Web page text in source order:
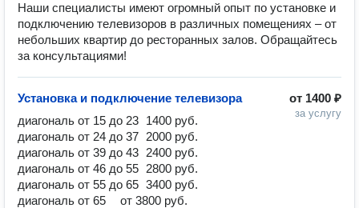
Наши специалисты имеют огромный опыт по установке и
подключению телевизоров в различных помещениях – от
небольших квартир до ресторанных залов. Обращайтесь
за консультациями!
от 1400 ₽
за услугу
Установка и подключение телевизора
диагональ от 15 до 23 	1400 руб.
диагональ от 24 до 37 	2000 руб.
диагональ от 39 до 43 	2400 руб.
диагональ от 46 до 55 	2800 руб.
диагональ от 55 до 65 	3400 руб.
диагональ от 65 	от 3800 руб.